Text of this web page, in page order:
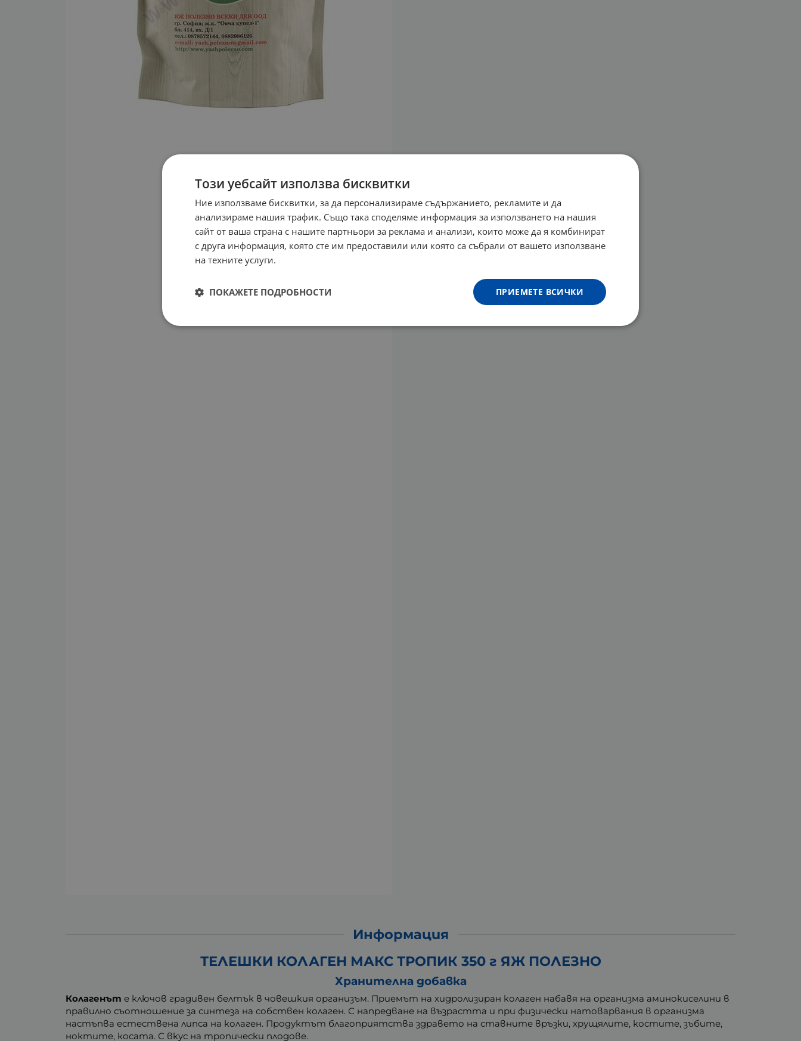
Информация
ТЕЛЕШКИ КОЛАГЕН МАКС ТРОПИК 350 г ЯЖ ПОЛЕЗНО
Хранителна добавка
Колагенът е ключов градивен белтък в човешкия организъм. Приемът на хидролизиран колаген набавя на организма аминокиселини в
правилно съотношение за синтеза на собствен колаген. С напредване на възрастта и при физически натоварвания в организма
настъпва естествена липса на колаген. Продуктът благоприятства здравето на ставните връзки, хрущялите, костите, зъбите,
ноктите, косата. С вкус на тропически плодове.
Този уебсайт използва бисквитки
Ние използваме бисквитки, за да персонализираме съдържанието, рекламите и да
анализираме нашия трафик. Също така споделяме информация за използването на нашия
сайт от ваша страна с нашите партньори за реклама и анализи, които може да я комбинират
с друга информация, която сте им предоставили или която са събрали от вашето използване
на техните услуги.
ПРИЕМЕТЕ ВСИЧКИ
ПОКАЖЕТЕ ПОДРОБНОСТИ